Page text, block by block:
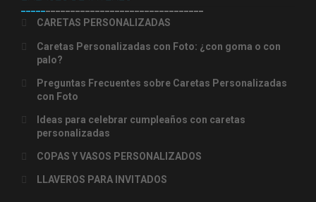
CARETAS PERSONALIZADAS
Caretas Personalizadas con Foto: ¿con goma o con
palo?
Preguntas Frecuentes sobre Caretas Personalizadas
con Foto
Ideas para celebrar cumpleaños con caretas
personalizadas
COPAS Y VASOS PERSONALIZADOS
LLAVEROS PARA INVITADOS